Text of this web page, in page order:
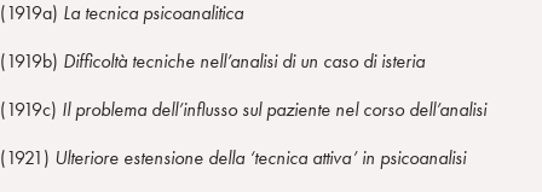
(1919a) La tecnica psicoanalitica
(1919b) Difficoltà tecniche nell’analisi di un caso di isteria
(1919c) Il problema dell’influsso sul paziente nel corso dell’analisi
(1921) Ulteriore estensione della ‘tecnica attiva’ in psicoanalisi